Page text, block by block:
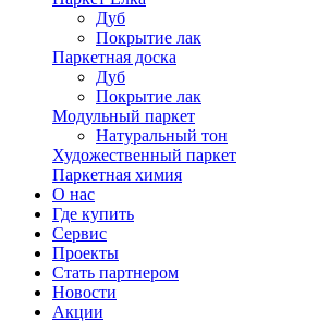
Дуб
Покрытие лак
Паркетная доска
Дуб
Покрытие лак
Модульный паркет
Натуральный тон
Художественный паркет
Паркетная химия
О нас
Где купить
Сервис
Проекты
Стать партнером
Новости
Акции